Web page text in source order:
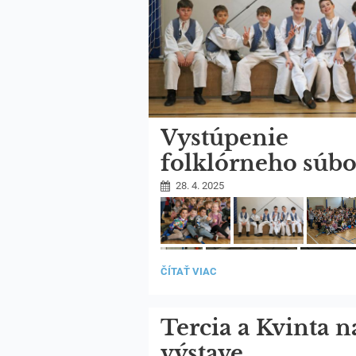
Vystúpenie
folklórneho
Vienok
28. 4. 2025
VYSTÚPENIE
ČÍTAŤ VIAC
Tercia a Kvinta